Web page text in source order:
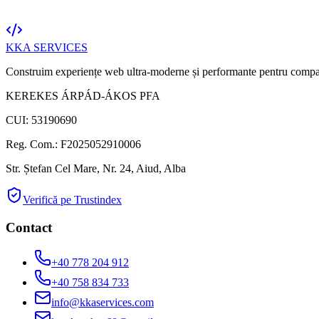
KKA SERVICES
Construim experiențe web ultra-moderne și performante pentru
KEREKES ÁRPÁD-ÁKOS PFA
CUI: 53190690
Reg. Com.: F2025052910006
Str. Ștefan Cel Mare, Nr. 24, Aiud, Alba
Verifică pe Trustindex
Contact
+40 778 204 912
+40 758 834 733
info@kkaservices.com